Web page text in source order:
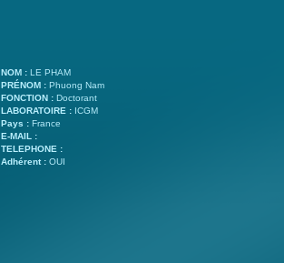
NOM : LE PHAM
PRÉNOM : Phuong Nam
FONCTION : Doctorant
LABORATOIRE : ICGM
Pays : France
E-MAIL :
TELEPHONE :
Adhérent : OUI